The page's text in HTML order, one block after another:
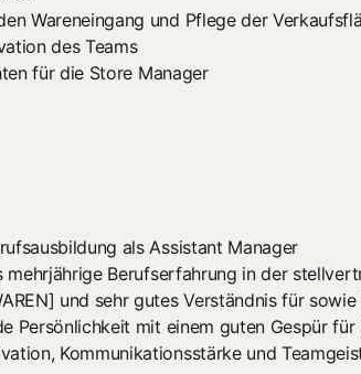
Wareneingang und Pflege der
des Teams
für die Store Manager
als Assistant Manager
mehrjährige Berufserfahrung in der
und sehr gutes Verständnis für
Persönlichkeit mit einem guten Gespür
Kommunikationsstärke und